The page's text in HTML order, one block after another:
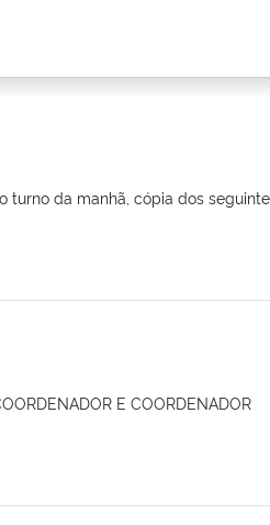
turno da manhã, cópia dos
E COORDENADOR